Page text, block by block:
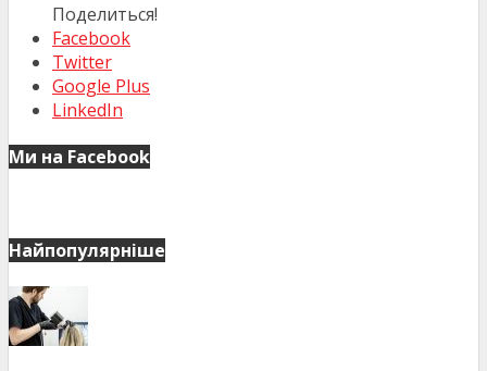
Поделиться!
Facebook
Twitter
Google Plus
LinkedIn
Ми на Facebook
Найпопулярніше